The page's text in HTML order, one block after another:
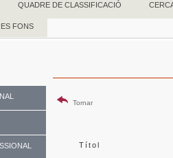
QUADRE DE CLASSIFICACIÓ
FONS
Tornar
Títol